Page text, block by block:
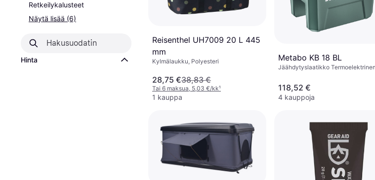
Retkeilykalusteet
Näytä lisää (6)
Hinta
Reisenthel UH7009 20 L 445
mm
Kylmälaukku, Polyesteri
28,75 €38,83 €
Tai 6 maksua, 5,03 €/kk¹
1 kauppa
Metabo KB 18 BL
Jäähdytyslaatikko Termoelektrinen,
118,52 €
4 kauppoja